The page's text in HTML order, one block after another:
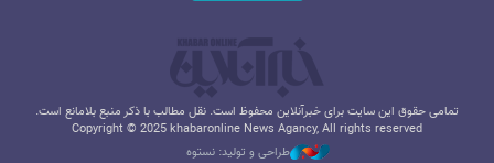
تمامی حقوق این سایت برای خبرآنلاین محفوظ است. نقل مطالب با ذکر منبع بلامانع است.
Copyright © 2025 khabaronline News Agancy, All rights reserved
طراحی و تولید: نستوه